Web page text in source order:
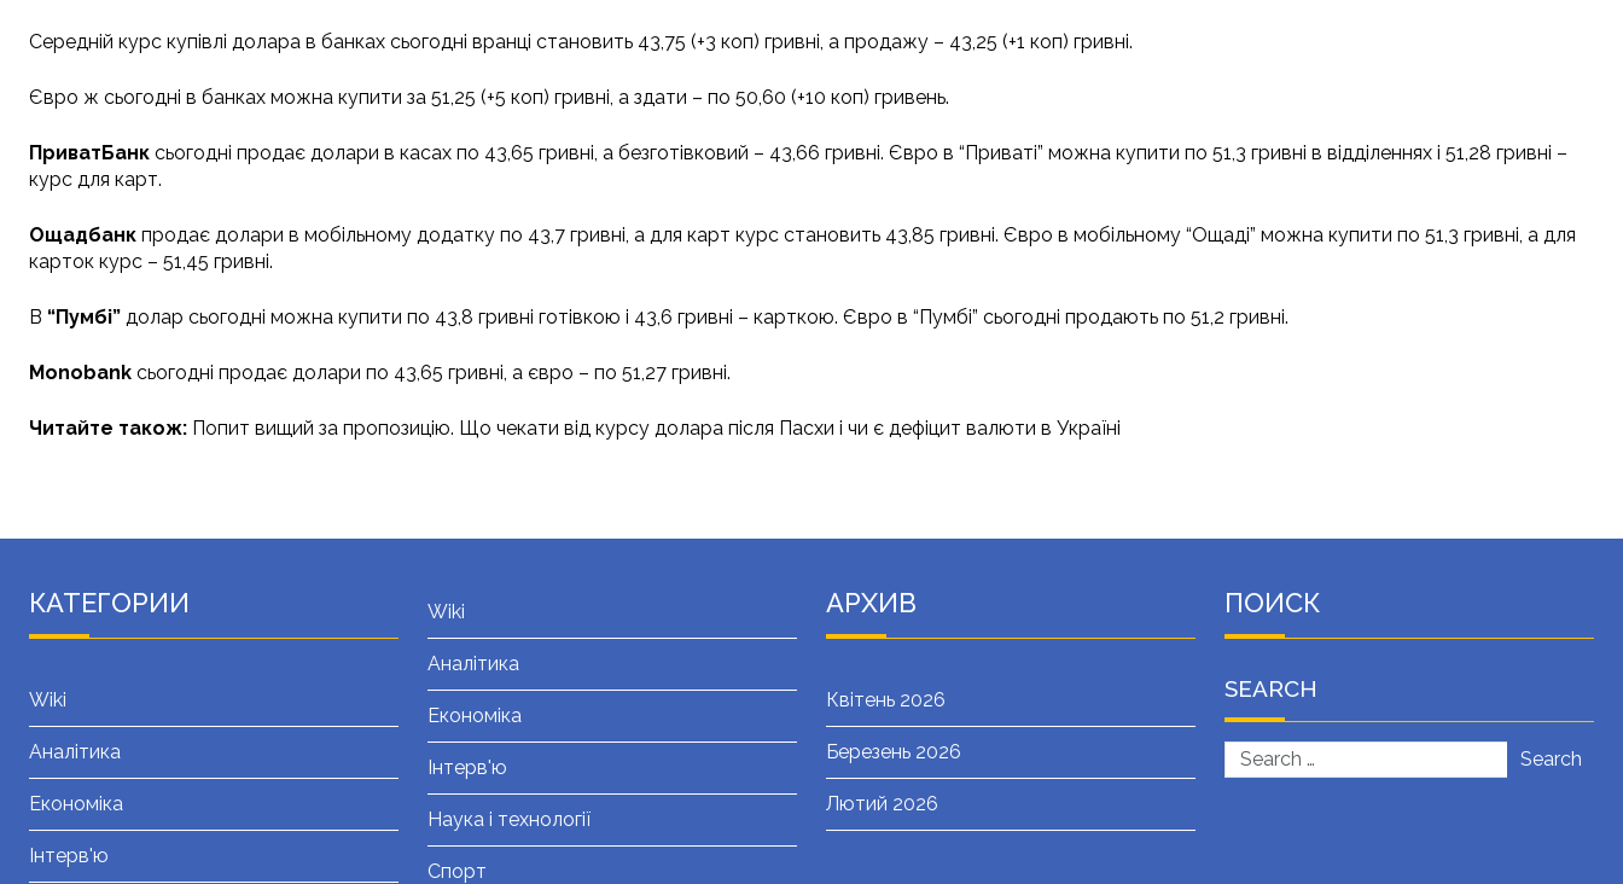
Середній курс купівлі долара в банках сьогодні вранці становить 43,75 (+3 коп) гривні, а продажу – 43,25 (+1 коп) гривні.
Євро ж сьогодні в банках можна купити за 51,25 (+5 коп) гривні, а здати – по 50,60 (+10 коп) гривень.
ПриватБанк сьогодні продає долари в касах по 43,65 гривні, а безготівковий – 43,66 гривні. Євро в “Приваті” можна купити по 51,3 гривні в відділеннях і 51,28 гривні –
курс для карт.
Ощадбанк продає долари в мобільному додатку по 43,7 гривні, а для карт курс становить 43,85 гривні. Євро в мобільному “Ощаді” можна купити по 51,3 гривні, а для
карток курс – 51,45 гривні.
В “Пумбі” долар сьогодні можна купити по 43,8 гривні готівкою і 43,6 гривні – карткою. Євро в “Пумбі” сьогодні продають по 51,2 гривні.
Monobank сьогодні продає долари по 43,65 гривні, а євро – по 51,27 гривні.
Читайте також: Попит вищий за пропозицію. Що чекати від курсу долара після Пасхи і чи є дефіцит валюти в Україні
КАТЕГОРИИ
Wiki
Аналітика
Економіка
Інтерв'ю
Wiki
Аналітика
Економіка
Інтерв'ю
Наука і технології
Спорт
АРХИВ
Квітень 2026
Березень 2026
Лютий 2026
ПОИСК
SEARCH
Search